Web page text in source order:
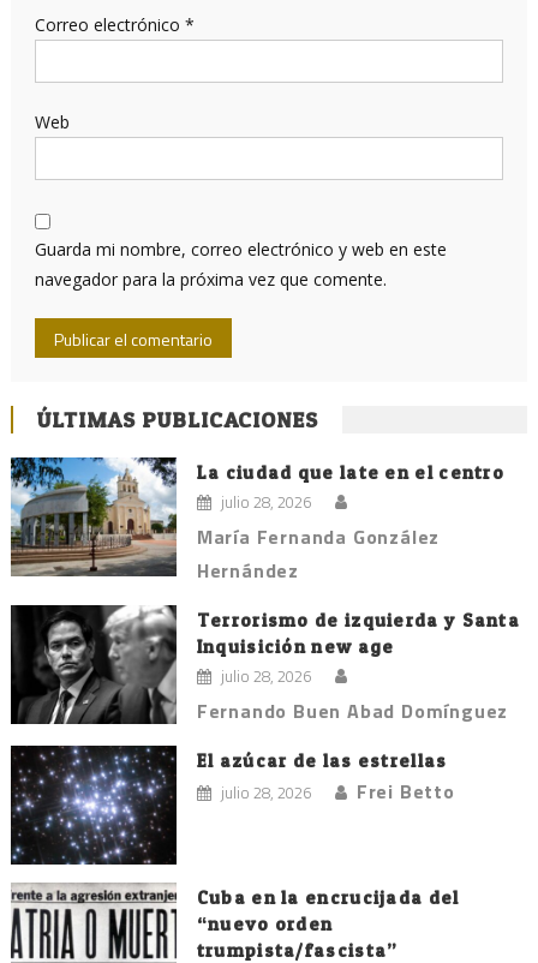
Correo electrónico *
Web
Guarda mi nombre, correo electrónico y web en este
navegador para la próxima vez que comente.
ÚLTIMAS PUBLICACIONES
La ciudad que late en el centro
julio 28, 2026
María Fernanda González
Hernández
Terrorismo de izquierda y Santa
Inquisición new age
julio 28, 2026
Fernando Buen Abad Domínguez
El azúcar de las estrellas
julio 28, 2026 Frei Betto
Cuba en la encrucijada del
“nuevo orden
trumpista/fascista”